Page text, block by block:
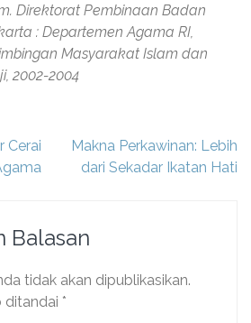
Direktorat Pembinaan Badan
: Departemen Agama RI,
Masyarakat Islam dan
2002-2004
Cerai
Makna Perkawinan: Lebih
dari Sekadar Ikatan Hati
Balasan
tidak akan dipublikasikan.
ditandai *